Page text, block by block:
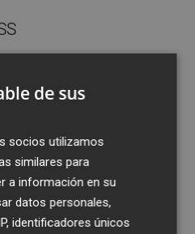
lustre al conjunto
obra deIgnacio
de la singular
Marqués de Dos
Nacional de
ubicado a unos
de sus
socios utilizamos
similares para
a información en su
datos personales,
identificadores únicos